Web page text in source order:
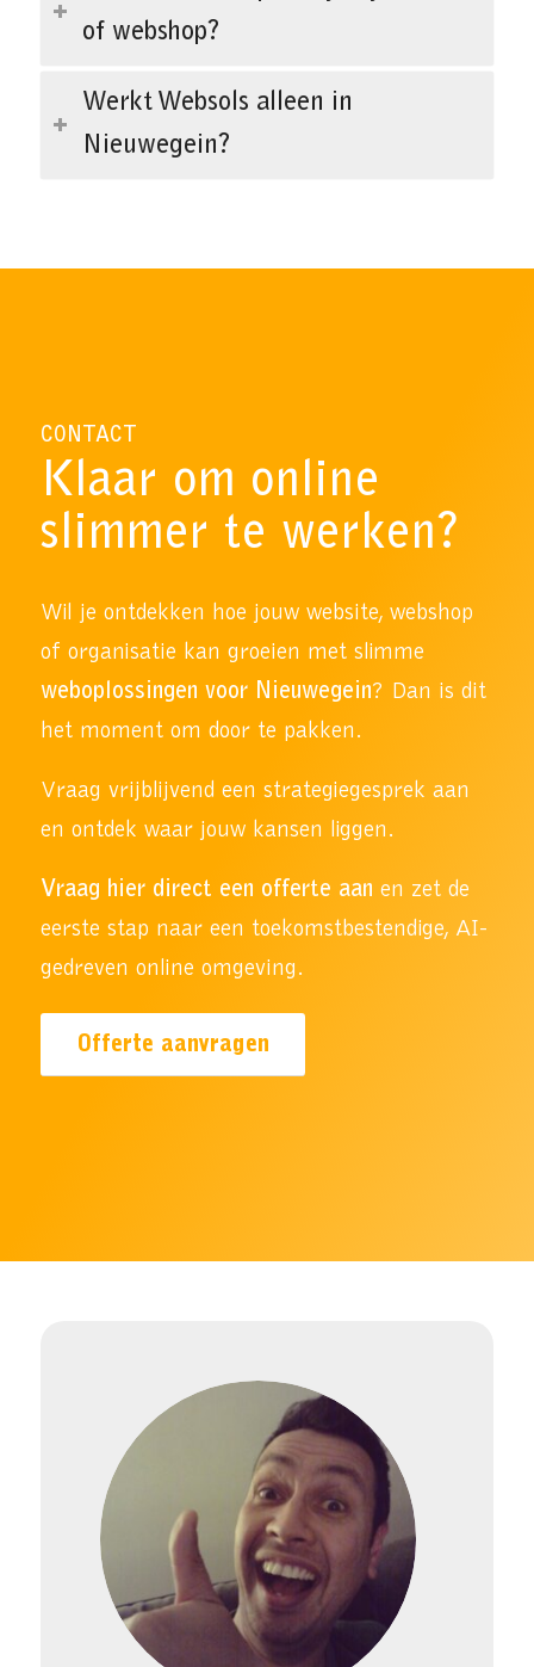
of webshop?
Werkt Websols alleen in
Nieuwegein?
CONTACT
Klaar om online
slimmer te werken?
Wil je ontdekken hoe jouw website, webshop
of organisatie kan groeien met slimme
weboplossingen voor Nieuwegein? Dan is dit
het moment om door te pakken.
Vraag vrijblijvend een strategiegesprek aan
en ontdek waar jouw kansen liggen.
Vraag hier direct een offerte aan en zet de
eerste stap naar een toekomstbestendige, AI-
gedreven online omgeving.
Offerte aanvragen